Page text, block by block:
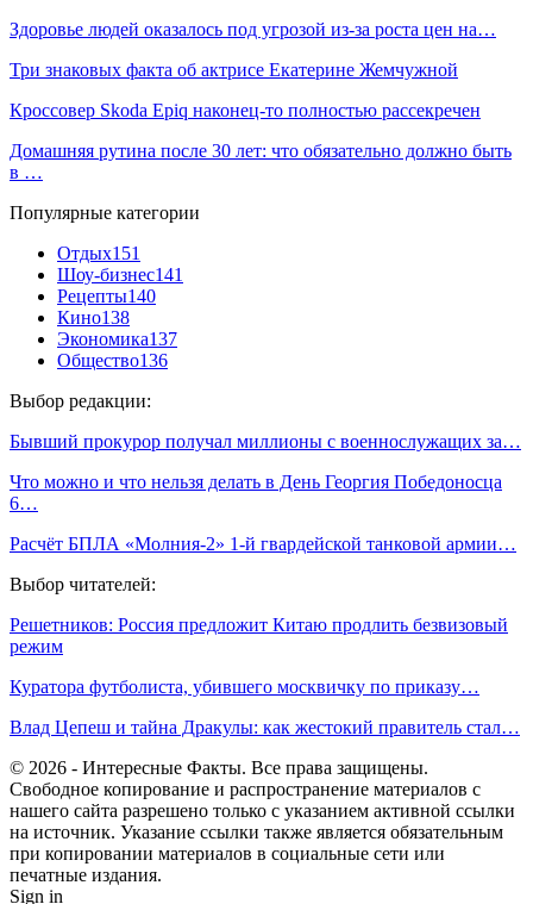
Здоровье людей оказалось под угрозой из-за роста цен на…
Три знаковых факта об актрисе Екатерине Жемчужной
Кроссовер Skoda Epiq наконец-то полностью рассекречен
Домашняя рутина после 30 лет: что обязательно должно быть
в …
Популярные категории
Отдых151
Шоу-бизнес141
Рецепты140
Кино138
Экономика137
Общество136
Выбор редакции:
Бывший прокурор получал миллионы с военнослужащих за…
Что можно и что нельзя делать в День Георгия Победоносца
6…
Расчёт БПЛА «Молния-2» 1-й гвардейской танковой армии…
Выбор читателей:
Решетников: Россия предложит Китаю продлить безвизовый
режим
Куратора футболиста, убившего москвичку по приказу…
Влад Цепеш и тайна Дракулы: как жестокий правитель стал…
© 2026 - Интересные Факты. Все права защищены.
Свободное копирование и распространение материалов с
нашего сайта разрешено только с указанием активной ссылки
на источник. Указание ссылки также является обязательным
при копировании материалов в социальные сети или
печатные издания.
Sign in